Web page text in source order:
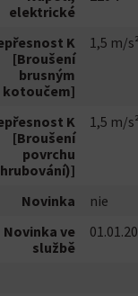
elektrické
K
[Broušení
brusným
kotoučem]
1,5 m/s²
K
[Broušení
povrchu
1,5 m/s²
Novinka
nie
Novinka ve
službě